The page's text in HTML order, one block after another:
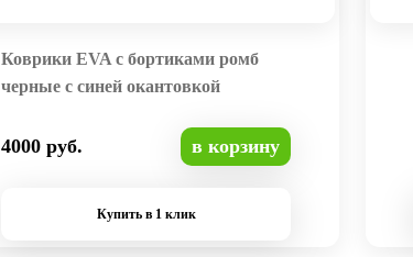
Коврики EVA с бортиками ромб
черные с синей окантовкой
4000 руб. в корзину
Купить в 1 клик